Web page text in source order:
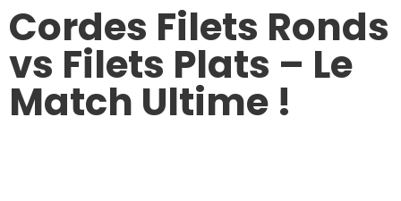
Cordes Filets Ronds
vs Filets Plats – Le
Match Ultime !